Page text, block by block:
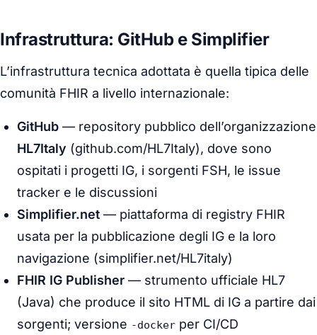
Infrastruttura: GitHub e Simplifier
L’infrastruttura tecnica adottata è quella tipica delle
comunità FHIR a livello internazionale:
GitHub — repository pubblico dell’organizzazione
HL7Italy (github.com/HL7Italy), dove sono
ospitati i progetti IG, i sorgenti FSH, le issue
tracker e le discussioni
Simplifier.net — piattaforma di registry FHIR
usata per la pubblicazione degli IG e la loro
navigazione (simplifier.net/HL7italy)
FHIR IG Publisher — strumento ufficiale HL7
(Java) che produce il sito HTML di IG a partire dai
sorgenti; versione -docker per CI/CD